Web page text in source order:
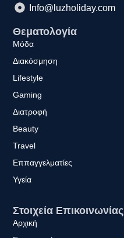
Θεματολογία
Μόδα
Διακόσμηση
Lifestyle
Gaming
Διατροφή
Beauty
Travel
Εππαγγελματίες
Υγεία
Στοιχεία Επικοινωνίας
Αρχική
Info@luzholiday.com